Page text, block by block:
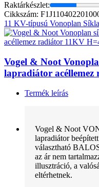
Raktárkészlet:
Cikkszám:
11 KV-típusú Vonoplan
Vogel & Noot
lapradiátor
Termék leírás
Vogel & Noot
lapradiátor
választható
az ár nem
illusztráció, a
eltérhetnek.